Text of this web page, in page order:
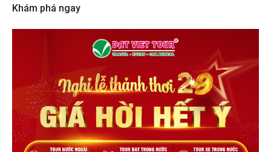
Khám phá ngay